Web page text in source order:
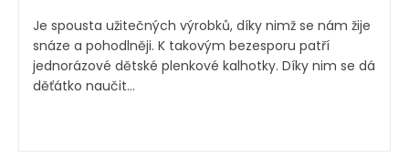
Je spousta užitečných výrobků, díky nimž se nám žije
snáze a pohodlněji. K takovým bezesporu patří
jednorázové dětské plenkové kalhotky. Díky nim se dá
děťátko naučit...